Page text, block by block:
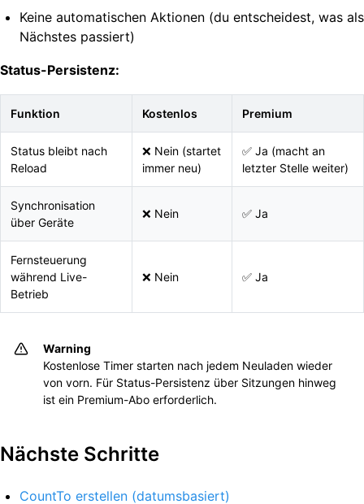
Keine automatischen Aktionen (du entscheidest, was als
Nächstes passiert)
Status-Persistenz:
Funktion Kostenlos Premium
Status bleibt nach
Reload
❌ Nein (startet
immer neu)
✅ Ja (macht an
letzter Stelle weiter)
Synchronisation
über Geräte
❌ Nein ✅ Ja
Fernsteuerung
während Live-
Betrieb
❌ Nein ✅ Ja
Warning
Kostenlose Timer starten nach jedem Neuladen wieder
von vorn. Für Status-Persistenz über Sitzungen hinweg
ist ein Premium-Abo erforderlich.
Nächste Schritte
CountTo erstellen (datumsbasiert)